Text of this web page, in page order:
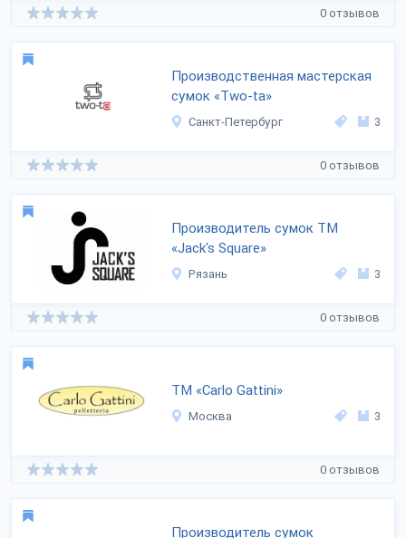
0 отзывов
Производственная мастерская
сумок «Two-ta»
Санкт-Петербург 3
0 отзывов
Производитель сумок ТМ
«Jack's Square»
Рязань 3
0 отзывов
ТМ «Carlo Gattini»
Москва 3
0 отзывов
Производитель сумок